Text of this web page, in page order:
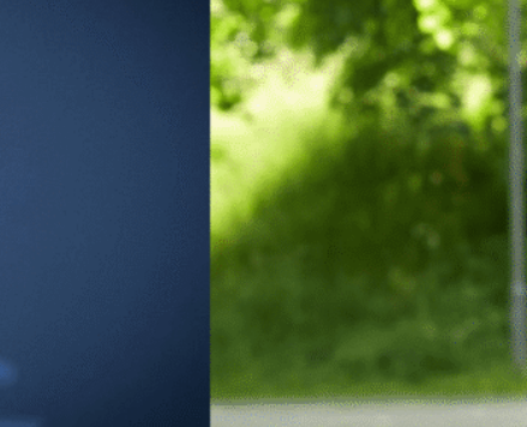
Syrien: Der kurdische Journalist Ahmet Polad
ist seit 200 Tagen in Haft – die Solidarität
International: Aufruf zu einer
Solidaritätswoche mit anarchistischen
Gefangenen vom 23. bis 30. August 2026
Deutschland: Der Inlandsgeheimdienst ermittelt
gegen „Prosfygika“